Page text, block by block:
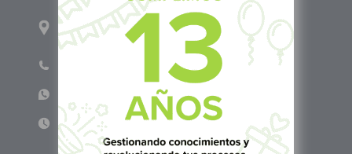
1ro Cll Pte, y 61 Av Nte, #3206, Local 9, San
Salvador Centro
Teléfono: +503 6986 1402
WhatsApp: +503 7687 3923
Lun - Vie 8:00am - 5:00pm